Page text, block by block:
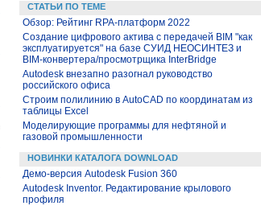
СТАТЬИ ПО ТЕМЕ
Обзор: Рейтинг RPA-платформ 2022
Создание цифрового актива с передачей BIM "как
эксплуатируется" на базе СУИД НЕОСИНТЕЗ и
BIM-конвертера/просмотрщика InterBridge
Autodesk внезапно разогнал руководство
российского офиса
Строим полилинию в AutoCAD по координатам из
таблицы Excel
Моделирующие программы для нефтяной и
газовой промышленности
НОВИНКИ КАТАЛОГА DOWNLOAD
Демо-версия Autodesk Fusion 360
Autodesk Inventor. Редактирование крылового
профиля